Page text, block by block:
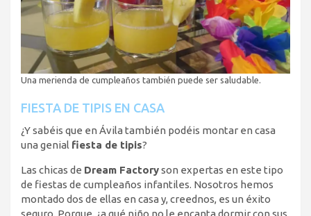
Una merienda de cumpleaños también puede ser saludable.
FIESTA DE TIPIS EN CASA
¿Y sabéis que en Ávila también podéis montar en casa
una genial fiesta de tipis?
Las chicas de Dream Factoryson expertas en este tipo
de fiestas de cumpleaños infantiles. Nosotros hemos
montado dos de ellas en casa y, creednos, es un éxito
seguro. Porque, ¿a qué niño no le encanta dormir con sus